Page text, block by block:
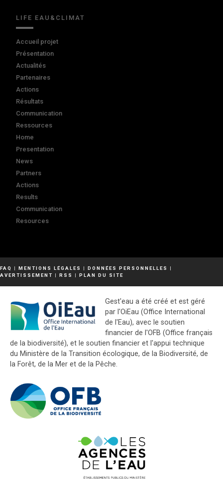
LIFE EAU&CLIMAT
Accueil projet
Présentation
Actualités
Partenaires
Actions
Résultats
Communication
Ressources
Home
Presentation
News
Partners
Actions
Results
Communication
Resources
FAQ | MENTIONS LÉGALES | DONNÉES PERSONNELLES
|
AVERTISSEMENT | RSS | PLAN DU SITE
Gest'eau a été créé et est géré
par l'OiEau (Office International
de l'Eau), avec le soutien
financier de l'OFB (Office français
de la biodiversité), et le soutien financier et l'appui technique
du Ministère de la Transition écologique, de la Biodiversité, de
la Forêt, de la Mer et de la Pêche.